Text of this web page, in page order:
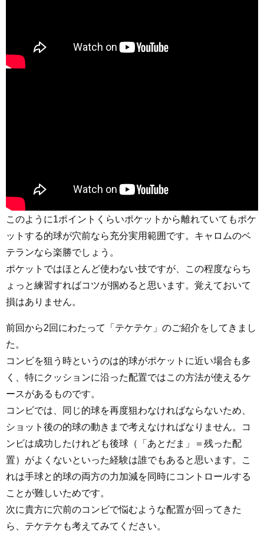
このように1ポイントくらいポケットから離れていてもポケ
ットする的球が穴前なら充分実用範囲です。キャロムのベ
テランなら楽勝でしょう。
ポケットではほとんど使わない技ですが、この程度ならち
ょっと練習すればコツが掴めると思います。覚えておいて
損はありません。
前回から2回にわたって「テケテケ」のご紹介をしてきまし
た。
コンビを狙う時というのは的球がポケットに近い場合も多
く、特にクッションに沿った配置ではこの方法が使えるケ
ースがあるものです。
コンビでは、同じ的球を再度狙わなければならないため、
ショット後の的球の動きまで考えなければなりません。コ
ンビは成功したけれども後球（「あとだま」＝残った配
置）がよくないといった経験は誰でもあると思います。こ
れは手球と的球の両方の力加減を同時にコントロールする
ことが難しいためです。
次に貴方に穴前のコンビで悩むような配置が回ってきた
ら、テケテケも考えてみてください。